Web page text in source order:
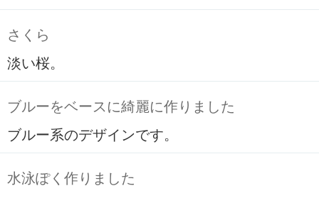
さくら
淡い桜。
ブルーをベースに綺麗に作りました
ブルー系のデザインです。
水泳ぽく作りました